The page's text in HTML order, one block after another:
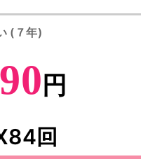
(７年)
円
回